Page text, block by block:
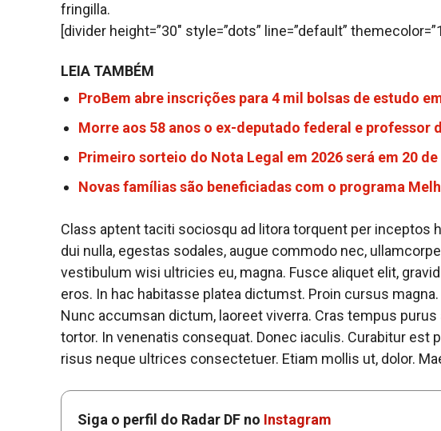
fringilla.
[divider height=”30″ style=”dots” line=”default”
LEIA TAMBÉM
ProBem abre inscrições para 4 mil bolsas de estudo
Morre aos 58 anos o ex-deputado federal e professor
Primeiro sorteio do Nota Legal em 2026 será em 20
Novas famílias são beneficiadas com o programa
Class aptent taciti sociosqu ad litora torquent per inceptos
dui nulla, egestas sodales, augue commodo nec,
vestibulum wisi ultricies eu, magna. Fusce aliquet elit,
eros. In hac habitasse platea dictumst. Proin cursus
Nunc accumsan dictum, laoreet viverra. Cras tempus
tortor. In venenatis consequat. Donec iaculis. Curabitur est
risus neque ultrices consectetuer. Etiam mollis ut, dolor.
Siga o perfil do Radar DF no Instagram